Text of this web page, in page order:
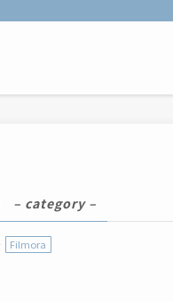
– category –
Filmora